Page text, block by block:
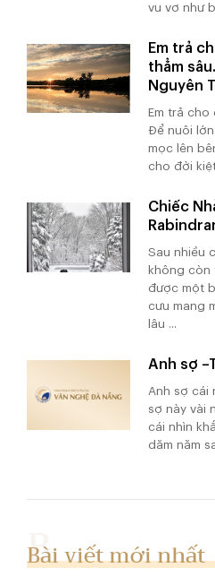
vu vơ như
Em trả
thẳm
Nguyên
Em trả cho
Để nuôi
mọc lên
cho đời
Chiếc
Sau nhiều
không còn
được một
cưu mang
lâu ...
Anh sợ
Anh sợ cái
sợ này vài
cái nhìn
dăm năm
Bài viết mới nhất